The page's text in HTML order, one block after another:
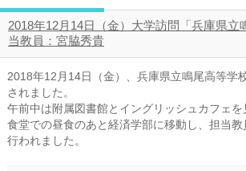
2018年12月14日（金）大学訪問「兵庫県
当教員：宮脇秀貴
2018年12月14日（金）、兵庫県立鳴尾高等学
されました。
午前中は附属図書館とイングリッシュカフェ
食堂での昼食のあと経済学部に移動し、担当
行われました。